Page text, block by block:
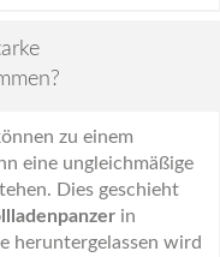
zu einem
eine ungleichmäßige
Dies geschieht
in
heruntergelassen wird